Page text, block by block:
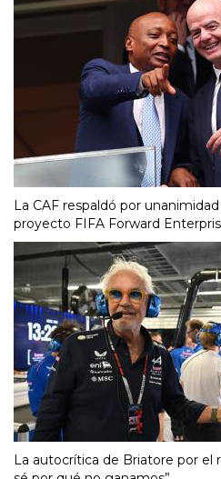
La CAF respaldó por
proyecto FIFA Forward
La autocrítica de Briatore por el